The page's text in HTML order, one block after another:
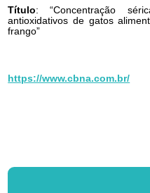
Título: “Concentração
antioxidativos de gatos
frango”
https://www.cbna.com.br/